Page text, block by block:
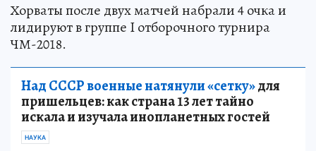
Хорваты после двух матчей набрали 4 очка и
лидируют в группе I отборочного турнира
ЧМ-2018.
Над СССР военные натянули «сетку»для
пришельцев: как страна 13 лет тайно
искала и изучала инопланетных гостей
НАУКА